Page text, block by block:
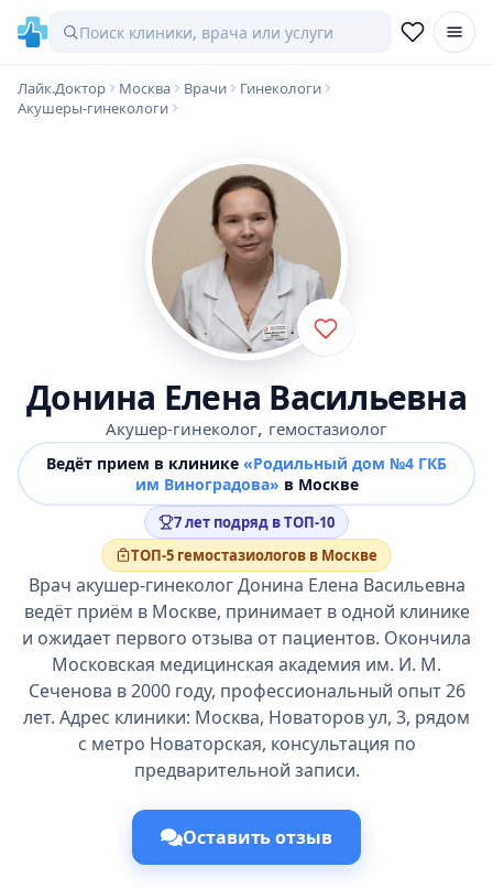
Лайк.Доктор Москва Врачи
Гинекологи
Акушеры-гинекологи
Донина Елена Васильевна
Акушер-гинеколог, гемостазиолог
Ведёт прием в клинике «Родильный дом №4 ГКБ
им Виноградова» в Москве
7 лет подряд в ТОП-10
ТОП-5 гемостазиологов в Москве
Врач акушер-гинеколог Донина Елена Васильевна
ведёт приём в Москве, принимает в одной клинике
и ожидает первого отзыва от пациентов. Окончила
Московская медицинская академия им. И. М.
Сеченова в 2000 году, профессиональный опыт 26
лет. Адрес клиники: Москва, Новаторов ул, 3, рядом
с метро Новаторская, консультация по
предварительной записи.
Оставить отзыв